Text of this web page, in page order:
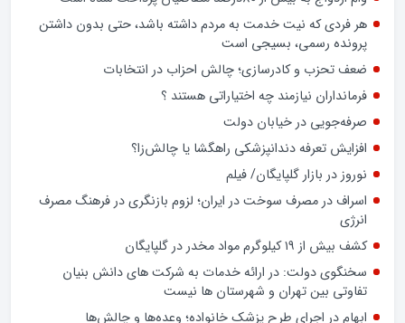
تشدید تخلفات در برخی بانک‌های خصوصی و شیوه‌های غیرشفاف
در پرداخت تسهیلات کلان، بار دیگر عملکرد شبکه بانکی کشور را در
معرض پرسش‌های جدی قرار داده است.
وام ازدواج به بیش از 80درصد متقاضیان پرداخت شده است
هر فردی که نیت خدمت به مردم داشته باشد، حتی بدون داشتن
پرونده رسمی، بسیجی است
ضعف تحزب و کادرسازی؛ چالش احزاب در انتخابات
فرمانداران نیازمند چه اختیاراتی هستند ؟
صرفه‌جویی در خیابان دولت
افزایش تعرفه دندانپزشکی راهگشا یا چالش‌زا؟
نوروز در بازار گلپایگان/ فیلم
اسراف در مصرف سوخت در ایران؛ لزوم بازنگری در فرهنگ مصرف
انرژی